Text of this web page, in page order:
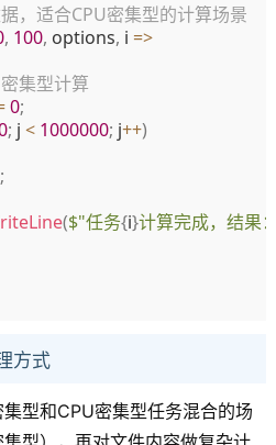
，适合CPU密集型的计算场景
, 100, options, i =>
集型计算
0;
; j < 1000000; j++)
;
($"任务{i}计算完成，结果
方式
型和CPU密集型任务混合的场